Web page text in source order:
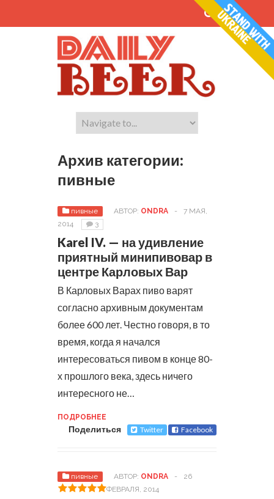
Архив категории:
пивные
пивные АВТОР: ONDRA -
7 МАЯ,
2014
3
Karel IV. — на удивление
приятный минипивовар в
центре Карловых Вар
В Карловых Варах пиво варят
согласно архивным документам
более 600 лет. Честно говоря, в то
время, когда я начался
интересоваться пивом в конце 80-
х прошлого века, здесь ничего
интересного не…
ПОДРОБНЕЕ
Поделиться Twitter Facebook
пивные АВТОР: ONDRA -
26
ФЕВРАЛЯ, 2014